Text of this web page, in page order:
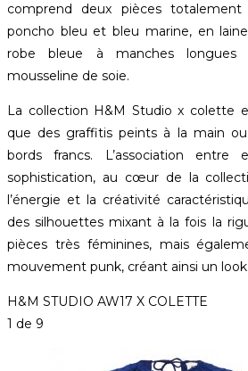
comprend deux pièces
poncho bleu et bleu marine, en
robe bleue à manches
mousseline de soie.
La collection H&M Studio x colette
que des graffitis peints à la main
bords francs. L’association entre
sophistication, au cœur de la
l’énergie et la créativité
des silhouettes mixant à la fois la
pièces très féminines, mais
mouvement punk, créant ainsi un
H&M STUDIO AW17 X COLETTE
1 de 9